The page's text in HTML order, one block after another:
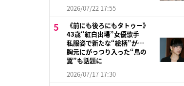
2026/07/22 17:55
《前にも後ろにもタトゥー》
43歳“紅白出場”女優歌手
私服姿で新たな“絵柄”が…
胸元にがっつり入った“鳥の
翼”も話題に
2026/07/17 17:30